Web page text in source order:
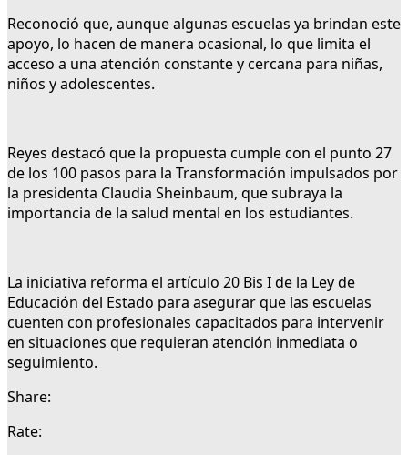
Reconoció que, aunque algunas escuelas ya brindan este
apoyo, lo hacen de manera ocasional, lo que limita el
acceso a una atención constante y cercana para niñas,
niños y adolescentes.
Reyes destacó que la propuesta cumple con el punto 27
de los 100 pasos para la Transformación impulsados por
la presidenta Claudia Sheinbaum, que subraya la
importancia de la salud mental en los estudiantes.
La iniciativa reforma el artículo 20 Bis I de la Ley de
Educación del Estado para asegurar que las escuelas
cuenten con profesionales capacitados para intervenir
en situaciones que requieran atención inmediata o
seguimiento.
Share:
Rate: